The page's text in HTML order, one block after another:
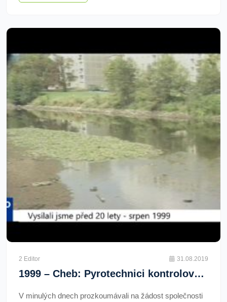
2 Editor 31.08.2019
1999 – Cheb: Pyrotechnici kontrolovali jez na Zlatém vrchu (TV Západ)
V minulých dnech prozkoumávali na žádost společnosti